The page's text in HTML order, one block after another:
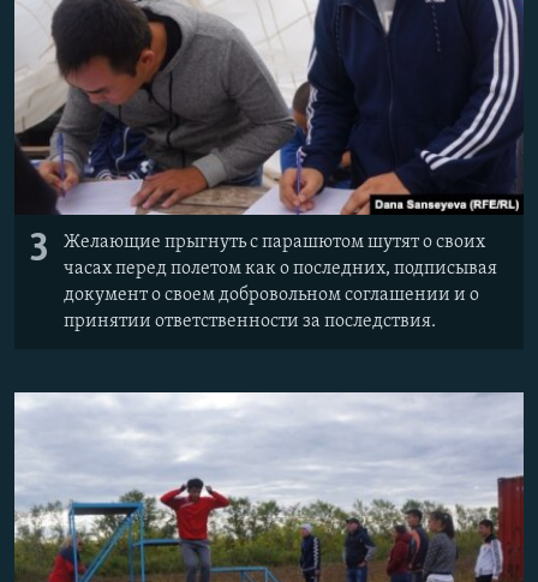
3
Желающие прыгнуть с парашютом шутят о своих
часах перед полетом как о последних, подписывая
документ о своем добровольном соглашении и о
принятии ответственности за последствия.